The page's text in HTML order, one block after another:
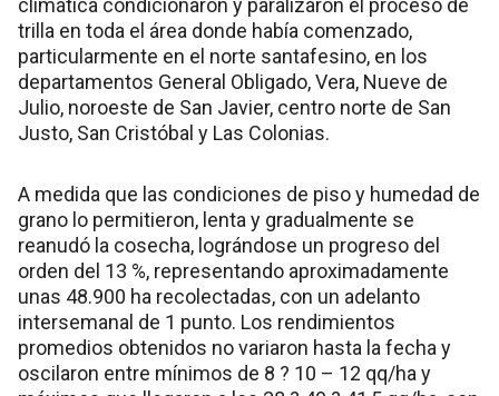
climática condicionaron y paralizaron el proceso de
trilla en toda el área donde había comenzado,
particularmente en el norte santafesino, en los
departamentos General Obligado, Vera, Nueve de
Julio, noroeste de San Javier, centro norte de San
Justo, San Cristóbal y Las Colonias.
A medida que las condiciones de piso y humedad de
grano lo permitieron, lenta y gradualmente se
reanudó la cosecha, lográndose un progreso del
orden del 13 %, representando aproximadamente
unas 48.900 ha recolectadas, con un adelanto
intersemanal de 1 punto. Los rendimientos
promedios obtenidos no variaron hasta la fecha y
oscilaron entre mínimos de 8 ? 10 – 12 qq/ha y